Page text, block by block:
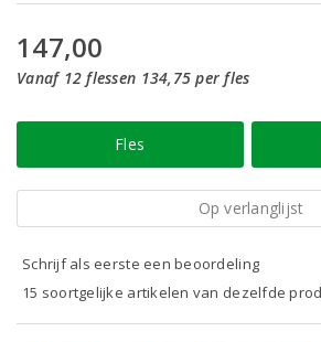
147,00
Vanaf 12 flessen 134,75 per fles
Fles
Op verlanglijst
Schrijf als eerste een beoordeling
15 soortgelijke artikelen van dezelfde